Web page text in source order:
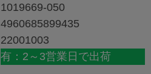
1019669-050
4960685899435
22001003
有：2～3営業日で出荷